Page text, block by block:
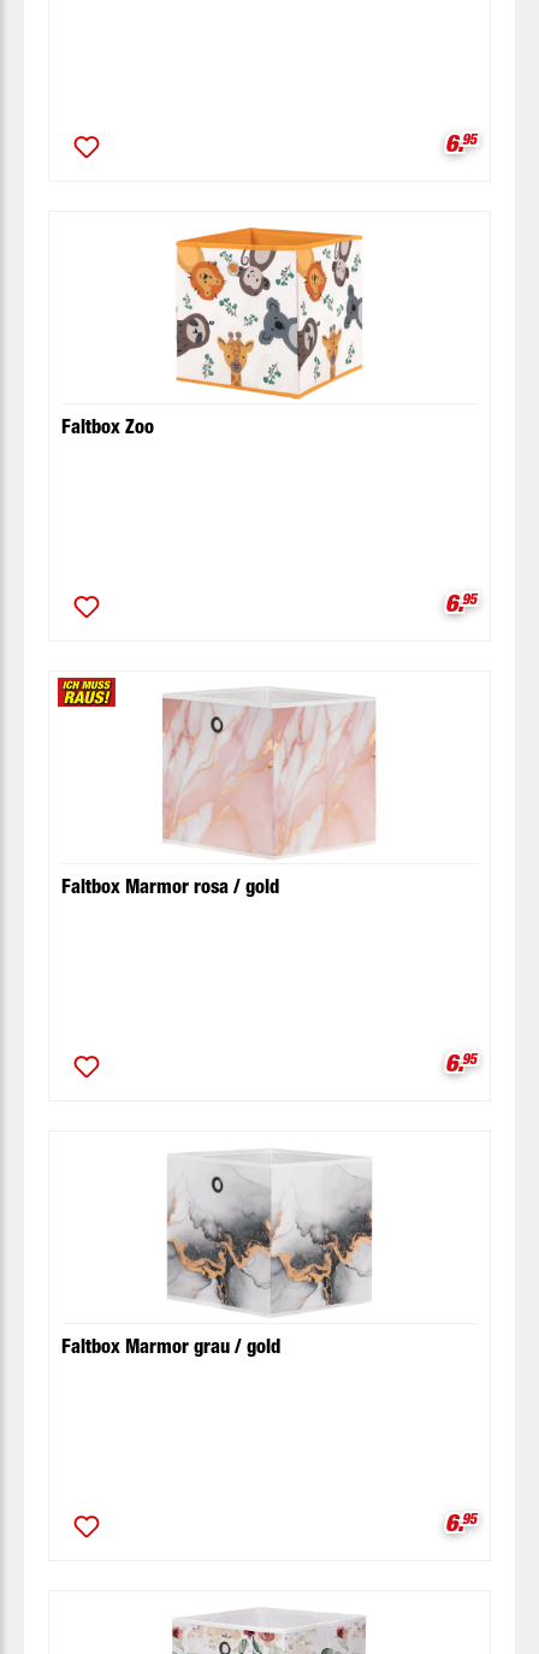
6.95
Faltbox Zoo
6.95
Faltbox Marmor rosa / gold
6.95
Faltbox Marmor grau / gold
6.95